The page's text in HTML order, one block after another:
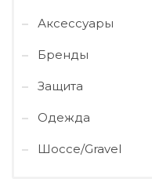
Аксессуары
Бренды
Защита
Одежда
Шоссе/Gravel